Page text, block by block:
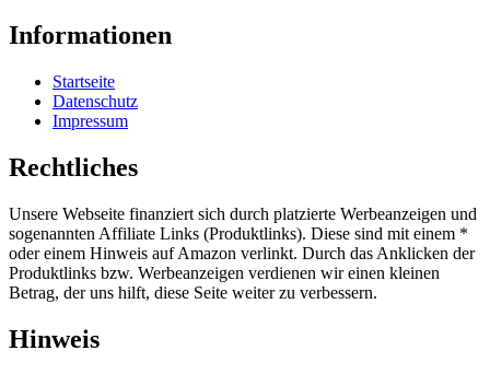
Informationen
Startseite
Datenschutz
Impressum
Rechtliches
Unsere Webseite finanziert sich durch platzierte Werbeanzeigen und
sogenannten Affiliate Links (Produktlinks). Diese sind mit einem *
oder einem Hinweis auf Amazon verlinkt. Durch das Anklicken der
Produktlinks bzw. Werbeanzeigen verdienen wir einen kleinen
Betrag, der uns hilft, diese Seite weiter zu verbessern.
Hinweis